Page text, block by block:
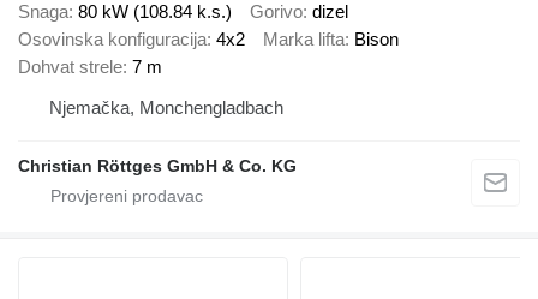
Snaga 80 kW (108.84 k.s.) Gorivo dizel
Osovinska konfiguracija 4x2 Marka lifta Bison
Dohvat strele 7 m
Njemačka, Monchengladbach
Christian Röttges GmbH & Co. KG